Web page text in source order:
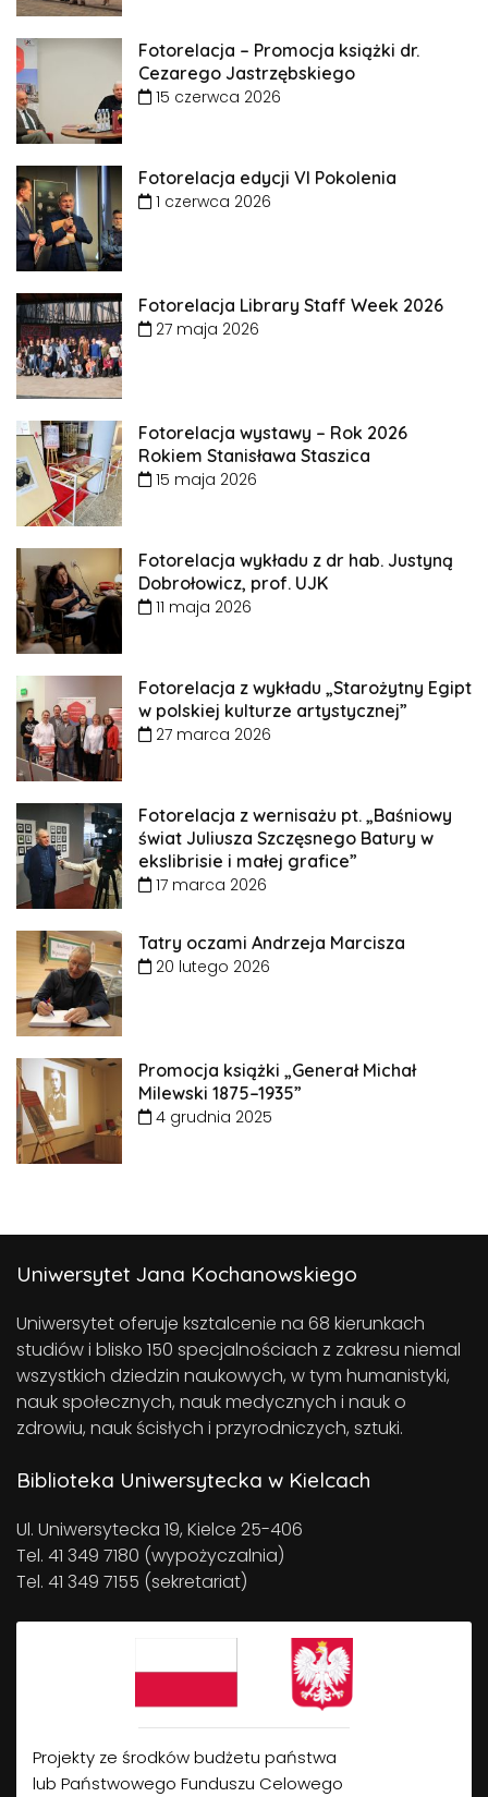
Fotorelacja – Promocja książki dr.
Cezarego Jastrzębskiego
15 czerwca 2026
Fotorelacja edycji VI Pokolenia
1 czerwca 2026
Fotorelacja Library Staff Week 2026
27 maja 2026
Fotorelacja wystawy – Rok 2026
Rokiem Stanisława Staszica
15 maja 2026
Fotorelacja wykładu z dr hab. Justyną
Dobrołowicz, prof. UJK
11 maja 2026
Fotorelacja z wykładu „Starożytny Egipt
w polskiej kulturze artystycznej”
27 marca 2026
Fotorelacja z wernisażu pt. „Baśniowy
świat Juliusza Szczęsnego Batury w
ekslibrisie i małej grafice”
17 marca 2026
Tatry oczami Andrzeja Marcisza
20 lutego 2026
Promocja książki „Generał Michał
Milewski 1875–1935”
4 grudnia 2025
Uniwersytet Jana Kochanowskiego
Uniwersytet oferuje ksztalcenie na 68 kierunkach
studiów i blisko 150 specjalnościach z zakresu niemal
wszystkich dziedzin naukowych, w tym humanistyki,
nauk społecznych, nauk medycznych i nauk o
zdrowiu, nauk ścisłych i przyrodniczych, sztuki.
Biblioteka Uniwersytecka w Kielcach
Ul. Uniwersytecka 19, Kielce 25-406
Tel. 41 349 7180 (wypożyczalnia)
Tel. 41 349 7155 (sekretariat)
Projekty ze środków budżetu państwa
lub Państwowego Funduszu Celowego